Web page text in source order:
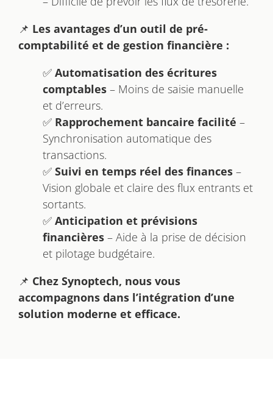
📌 Les avantages d’un outil de pré-
comptabilité et de gestion financière :
✅ Automatisation des écritures
comptables – Moins de saisie manuelle
et d’erreurs.
✅ Rapprochement bancaire facilité –
Synchronisation automatique des
transactions.
✅ Suivi en temps réel des finances –
Vision globale et claire des flux entrants et
sortants.
✅ Anticipation et prévisions
financières – Aide à la prise de décision
et pilotage budgétaire.
📌 Chez Synoptech, nous vous
accompagnons dans l’intégration d’une
solution moderne et efficace.